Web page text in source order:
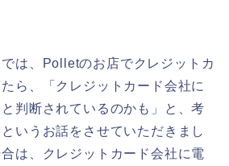
は、Polletのお店でクレジットカ
ら、「クレジットカード会社に
判断されているのかも」と、考
いうお話をさせていただきまし
は、クレジットカード会社に電